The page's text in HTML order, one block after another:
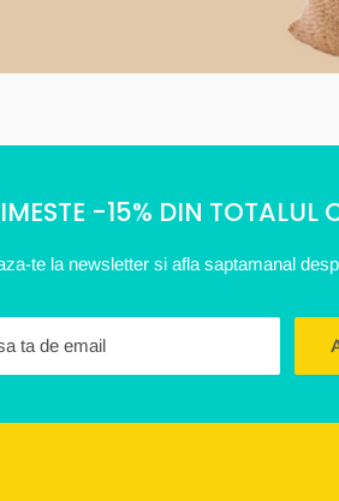
-15% DIN TOTALUL
te la newsletter si afla saptamanal
ta de email